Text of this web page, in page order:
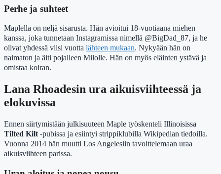
Perhe ja suhteet
Maplella on neljä sisarusta. Hän avioitui 18-vuotiaana miehen
kanssa, joka tunnetaan Instagramissa nimellä @BigDad_87, ja he
olivat yhdessä viisi vuotta lähteen mukaan. Nykyään hän on
naimaton ja äiti pojalleen Milolle. Hän on myös eläinten ystävä ja
omistaa koiran.
Lana Rhoadesin ura aikuisviihteessä ja
elokuvissa
Ennen siirtymistään julkisuuteen Maple työskenteli Illinoisissa
Tilted Kilt-pubissa ja esiintyi strippiklubilla Wikipedian tiedoilla.
Vuonna 2014 hän muutti Los Angelesiin tavoittelemaan uraa
aikuisviihteen parissa.